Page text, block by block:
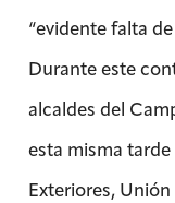
“evidente falta
Durante este
alcaldes del
esta misma
Exteriores,